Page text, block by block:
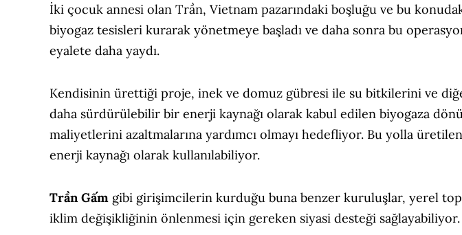
İki çocuk annesi olan Trần, Vietnam pazarındaki boşluğu ve bu
biyogaz tesisleri kurarak yönetmeye başladı ve daha sonra bu
eyalete daha yaydı.
Kendisinin ürettiği proje, inek ve domuz gübresi ile su bitkilerini ve
daha sürdürülebilir bir enerji kaynağı olarak kabul edilen biyogaza
maliyetlerini azaltmalarına yardımcı olmayı hedefliyor. Bu yolla
enerji kaynağı olarak kullanılabiliyor.
Trần Gấm gibi girişimcilerin kurduğu buna benzer kuruluşlar, yerel
iklim değişikliğinin önlenmesi için gereken siyasi desteği sağlayabiliyor.